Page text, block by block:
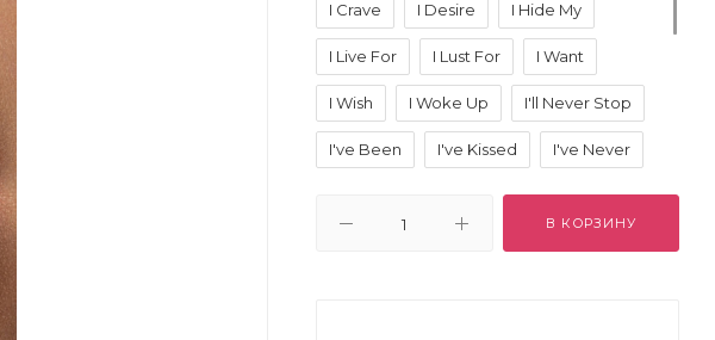
I Crave I Desire I Hide My
I Live For I Lust For I Want
I Wish I Woke Up I'll Never Stop
I've Been I've Kissed I've Never
Im Addicted
В КОРЗИНУ